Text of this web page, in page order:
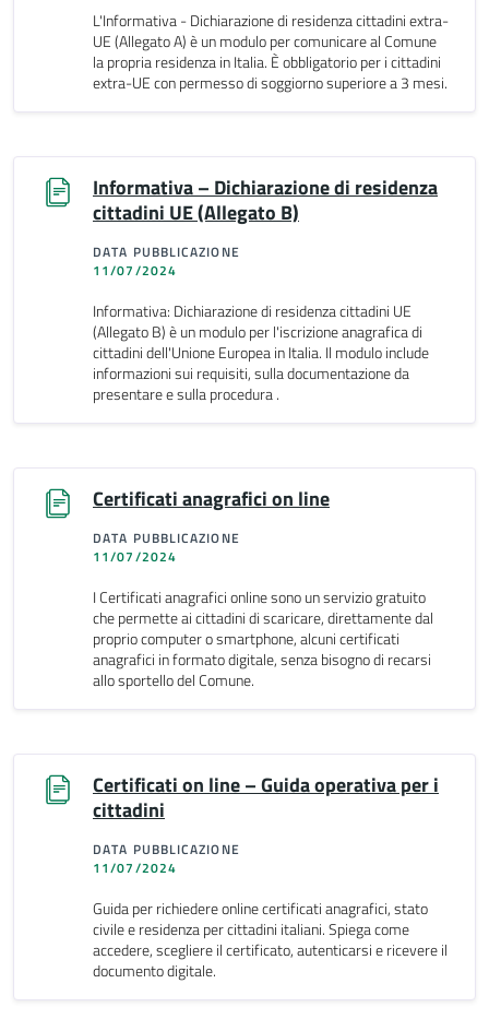
L'Informativa - Dichiarazione di residenza cittadini extra-
UE (Allegato A) è un modulo per comunicare al Comune
la propria residenza in Italia. È obbligatorio per i cittadini
extra-UE con permesso di soggiorno superiore a 3 mesi.
Informativa – Dichiarazione di residenza
cittadini UE (Allegato B)
DATA PUBBLICAZIONE
11/07/2024
Informativa: Dichiarazione di residenza cittadini UE
(Allegato B) è un modulo per l'iscrizione anagrafica di
cittadini dell'Unione Europea in Italia. Il modulo include
informazioni sui requisiti, sulla documentazione da
presentare e sulla procedura .
Certificati anagrafici on line
DATA PUBBLICAZIONE
11/07/2024
I Certificati anagrafici online sono un servizio gratuito
che permette ai cittadini di scaricare, direttamente dal
proprio computer o smartphone, alcuni certificati
anagrafici in formato digitale, senza bisogno di recarsi
allo sportello del Comune.
Certificati on line – Guida operativa per i
cittadini
DATA PUBBLICAZIONE
11/07/2024
Guida per richiedere online certificati anagrafici, stato
civile e residenza per cittadini italiani. Spiega come
accedere, scegliere il certificato, autenticarsi e ricevere il
documento digitale.